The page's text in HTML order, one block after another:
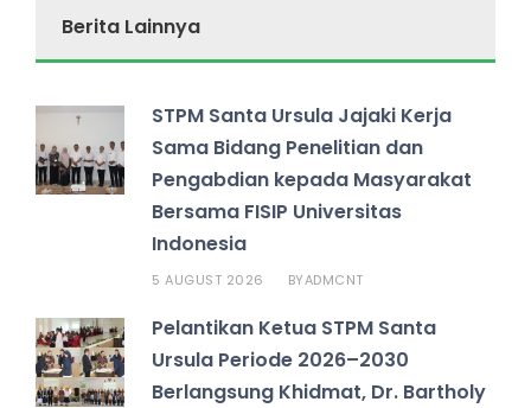
Berita Lainnya
STPM Santa Ursula Jajaki Kerja
Sama Bidang Penelitian dan
Pengabdian kepada Masyarakat
Bersama FISIP Universitas
Indonesia
5 AUGUST 2026 BYADMCNT
Pelantikan Ketua STPM Santa
Ursula Periode 2026–2030
Berlangsung Khidmat, Dr. Bartholy